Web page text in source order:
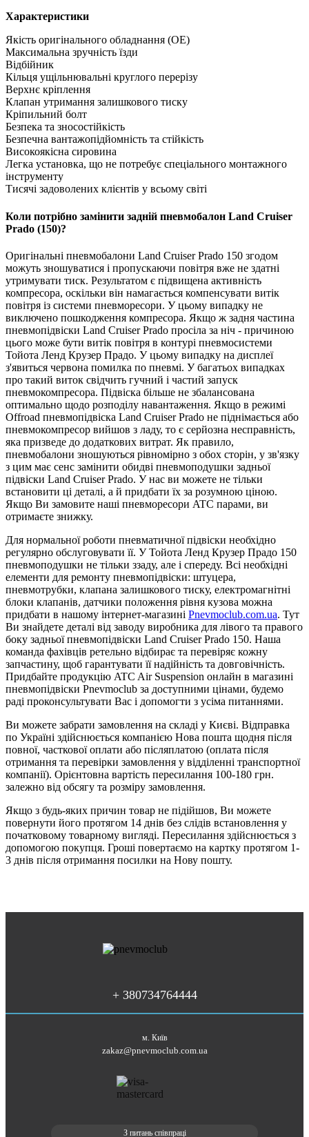
Характеристики
Якість оригінального обладнання (OE)
Максимальна зручність їзди
Відбійник
Кільця ущільнювальні круглого перерізу
Верхнє кріплення
Клапан утримання залишкового тиску
Кріпильний болт
Безпека та зносостійкість
Безпечна вантажопідйомність та стійкість
Високоякісна сировина
Легка установка, що не потребує спеціального монтажного
інструменту
Тисячі задоволених клієнтів у всьому світі
Коли потрібно замінити задній пневмобалон Land Cruiser
Prado (150)?
Оригінальні пневмобалони Land Cruiser Prado 150 згодом
можуть зношуватися і пропускаючи повітря вже не здатні
утримувати тиск. Результатом є підвищена активність
компресора, оскільки він намагається компенсувати витік
повітря із системи пневморесори. У цьому випадку не
виключено пошкодження компресора. Якщо ж задня частина
пневмопідвіски Land Cruiser Prado просіла за ніч - причиною
цього може бути витік повітря в контурі пневмосистеми
Тойота Ленд Крузер Прадо. У цьому випадку на дисплеї
з'явиться червона помилка по пневмі. У багатьох випадках
про такий виток свідчить гучний і частий запуск
пневмокомпресора. Підвіска більше не збалансована
оптимально щодо розподілу навантаження. Якщо в режимі
Offroad пневмопідвіска Land Cruiser Prado не піднімається або
пневмокомпресор вийшов з ладу, то є серйозна несправність,
яка призведе до додаткових витрат. Як правило,
пневмобалони зношуються рівномірно з обох сторін, у зв'язку
з цим має сенс замінити обидві пневмоподушки задньої
підвіски Land Cruiser Prado. У нас ви можете не тільки
встановити ці деталі, а й придбати їх за розумною ціною.
Якщо Ви замовите наші пневморесори ATC парами, ви
отримаєте знижку.
Для нормальної роботи пневматичної підвіски необхідно
регулярно обслуговувати її. У Тойота Ленд Крузер Прадо 150
пневмоподушки не тільки ззаду, але і спереду. Всі необхідні
елементи для ремонту пневмопідвіски: штуцера,
пневмотрубки, клапана залишкового тиску, електромагнітні
блоки клапанів, датчики положення рівня кузова можна
придбати в нашому інтернет-магазині Pnevmoclub.com.ua. Тут
Ви знайдете деталі від заводу виробника для лівого та правого
боку задньої пневмопідвіски Land Cruiser Prado 150. Наша
команда фахівців ретельно відбирає та перевіряє кожну
запчастину, щоб гарантувати її надійність та довговічність.
Придбайте продукцію ATC Air Suspension онлайн в магазині
пневмопідвіски Pnevmoclub за доступними цінами, будемо
раді проконсультувати Вас і допомогти з усіма питаннями.
Ви можете забрати замовлення на складі у Києві. Відправка
по Україні здійснюється компанією Нова пошта щодня після
повної, часткової оплати або післяплатою (оплата після
отримання та перевірки замовлення у відділенні транспортної
компанії). Орієнтовна вартість пересилання 100-180 грн.
залежно від обсягу та розміру замовлення.
Якщо з будь-яких причин товар не підійшов, Ви можете
повернути його протягом 14 днів без слідів встановлення у
початковому товарному вигляді. Пересилання здійснюється з
допомогою покупця. Гроші повертаємо на картку протягом 1-
3 днів після отримання посилки на Нову пошту.
+ 380734764444
м. Київ
zakaz@pnevmoclub.com.ua
З питань співпраці